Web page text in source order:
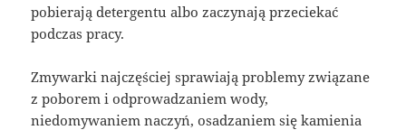
pobierają detergentu albo zaczynają przeciekać
podczas pracy.
Zmywarki najczęściej sprawiają problemy związane
z poborem i odprowadzaniem wody,
niedomywaniem naczyń, osadzaniem się kamienia